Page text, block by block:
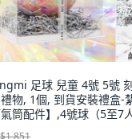
足球 兒童 4號 5號
物, 1個, 到貨安裝禮盒-
氣筒配件】,4號球（5至7
$1,851